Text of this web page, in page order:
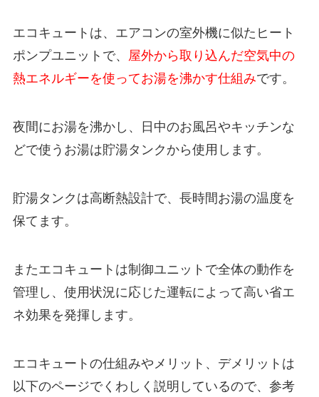
エコキュートは、エアコンの室外機に似たヒート
ポンプユニットで、 屋外から取り込んだ空気中の
熱エネルギーを使ってお湯を沸かす仕組みです。
夜間にお湯を沸かし、日中のお風呂やキッチンな
どで使うお湯は貯湯タンクから使用します。
貯湯タンクは高断熱設計で、長時間お湯の温度を
保てます。
またエコキュートは制御ユニットで全体の動作を
管理し、使用状況に応じた運転によって高い省エ
ネ効果を発揮します。
エコキュートの仕組みやメリット、デメリットは
以下のページでくわしく説明しているので、参考